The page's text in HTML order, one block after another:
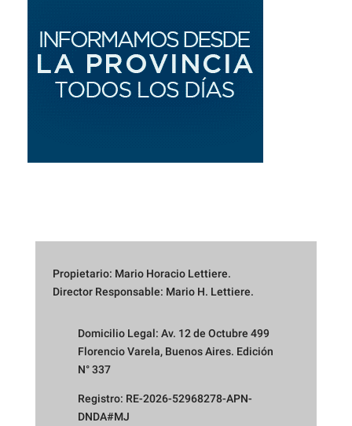
Propietario: Mario Horacio Lettiere.
Director Responsable: Mario H. Lettiere.
Domicilio Legal: Av. 12 de Octubre 499
Florencio Varela, Buenos Aires. Edición
N° 337
Registro: RE-2026-52968278-APN-
DNDA#MJ